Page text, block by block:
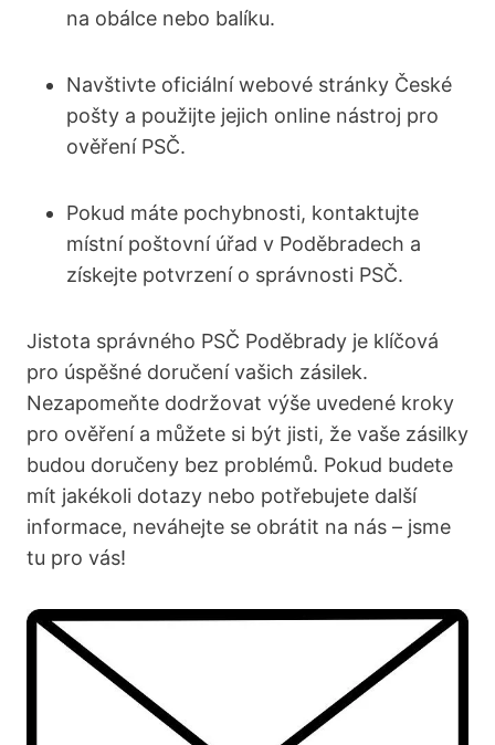
na obálce nebo balíku.
Navštivte oficiální webové stránky České
pošty a použijte jejich online nástroj pro
ověření PSČ.
Pokud máte pochybnosti, kontaktujte
místní poštovní úřad v Poděbradech a
získejte potvrzení o správnosti PSČ.
Jistota správného PSČ Poděbrady je klíčová
pro úspěšné doručení vašich zásilek.
Nezapomeňte dodržovat výše uvedené kroky
pro ověření a můžete si být jisti, že vaše zásilky
budou doručeny bez problémů. Pokud budete
mít jakékoli dotazy nebo potřebujete další
informace, neváhejte se obrátit na nás – jsme
tu pro vás!